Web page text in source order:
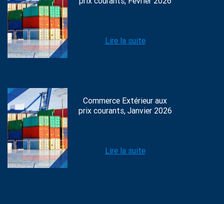
Lire la suite
Commerce Extérieur aux
prix courants, Janvier 2026
Lire la suite